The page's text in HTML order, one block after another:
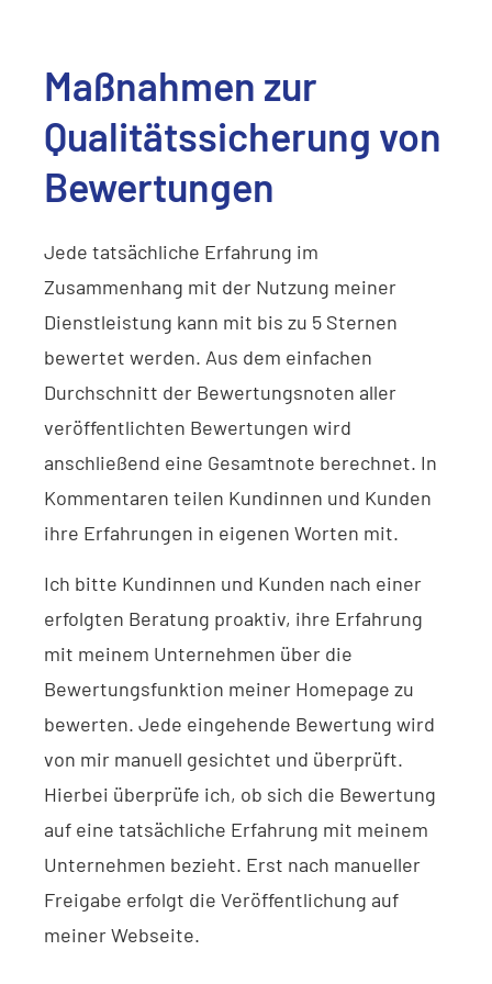
Maßnahmen zur
Qualitätssicherung von
Bewertungen
Jede tatsächliche Erfahrung im
Zusammenhang mit der Nutzung meiner
Dienstleistung kann mit bis zu 5 Sternen
bewertet werden. Aus dem einfachen
Durchschnitt der Bewertungsnoten aller
veröffentlichten Bewertungen wird
anschließend eine Gesamtnote berechnet. In
Kommentaren teilen Kundinnen und Kunden
ihre Erfahrungen in eigenen Worten mit.
Ich bitte Kundinnen und Kunden nach einer
erfolgten Beratung proaktiv, ihre Erfahrung
mit meinem Unternehmen über die
Bewertungsfunktion meiner Homepage zu
bewerten. Jede eingehende Bewertung wird
von mir manuell gesichtet und überprüft.
Hierbei überprüfe ich, ob sich die Bewertung
auf eine tatsächliche Erfahrung mit meinem
Unternehmen bezieht. Erst nach manueller
Freigabe erfolgt die Veröffentlichung auf
meiner Webseite.